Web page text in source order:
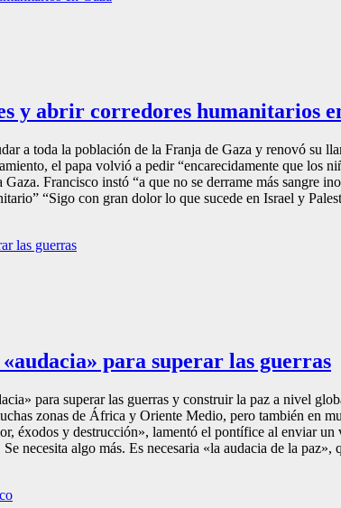
y abrir corredores humanitarios
a toda la población de la Franja de Gaza y renovó su
el papa volvió a pedir “encarecidamente que los
Francisco instó “a que no se derrame más sangre
“Sigo con gran dolor lo que sucede en Israel y
para superar las guerras
para superar las guerras y construir la paz a nivel
zonas de África y Oriente Medio, pero también en
éxodos y destrucción», lamentó el pontífice al enviar
necesita algo más. Es necesaria «la audacia de la paz»,